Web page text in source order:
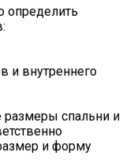
и внутреннего
размеры спальни и
и форму